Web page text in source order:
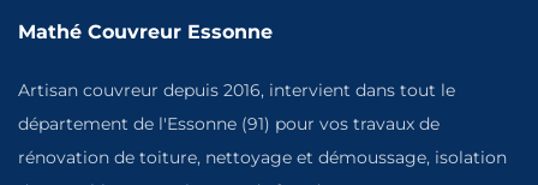
Mathé Couvreur Essonne
Artisan couvreur depuis 2016, intervient dans tout le
département de l'Essonne (91) pour vos travaux de
rénovation de toiture, nettoyage et démoussage, isolation